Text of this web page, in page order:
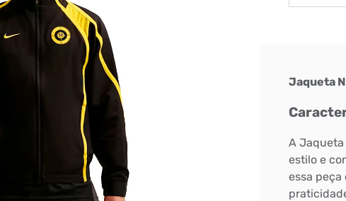
Jaqueta
A Jaqueta
estilo e
essa